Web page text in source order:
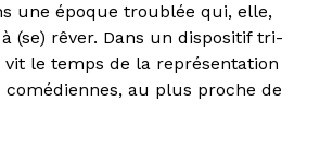
une époque troublée qui, elle,
(se) rêver. Dans un dispositif tri-
le temps de la représentation
au plus proche de